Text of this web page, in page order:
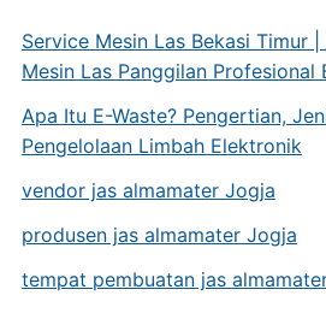
Service Mesin Las Bekasi Timur
Mesin Las Panggilan Profesional
Apa Itu E-Waste? Pengertian,
Pengelolaan Limbah Elektronik
vendor jas almamater Jogja
produsen jas almamater Jogja
tempat pembuatan jas